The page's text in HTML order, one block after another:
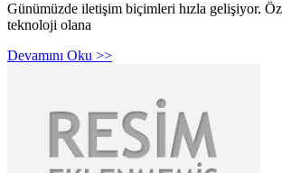
Günümüzde iletişim biçimleri hızla gelişiyor.
teknoloji olana
Devamını Oku >>